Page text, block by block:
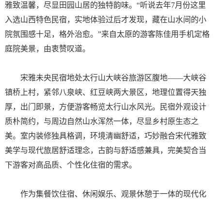
雅致温馨，尽显田园山居的独特韵味。“听说去年7月份这里
入选山西特色民宿，实地体验过后才发现，藏在山水间的小
院氛围感十足，格外治愈。”来自太原的游客陈佳用手机定格
庭院美景，由衷赞叹道。
宋雅未央民宿地处太行山大峡谷旅游区腹地——大峡谷
镇桥上村，紧邻八泉峡、红豆峡两大景区，地理位置得天独
厚，出门即景，方便游客畅览太行山水风光。民宿外观设计
质朴简约，与周边自然山水浑然一体，尽显乡村原生态之
美。室内装修独具格调，环境清幽舒适，巧妙融合宋代雅致
美学与现代旅居舒适理念，古韵与舒适感兼具，完美契合当
下游客对高品质、个性化住宿的需求。
作为集餐饮住宿、休闲娱乐、观景休憩于一体的现代化